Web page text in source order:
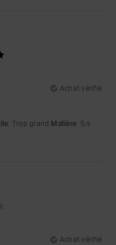
Achat vérifié
: Trop grand Matière: 5/5
Achat vérifié